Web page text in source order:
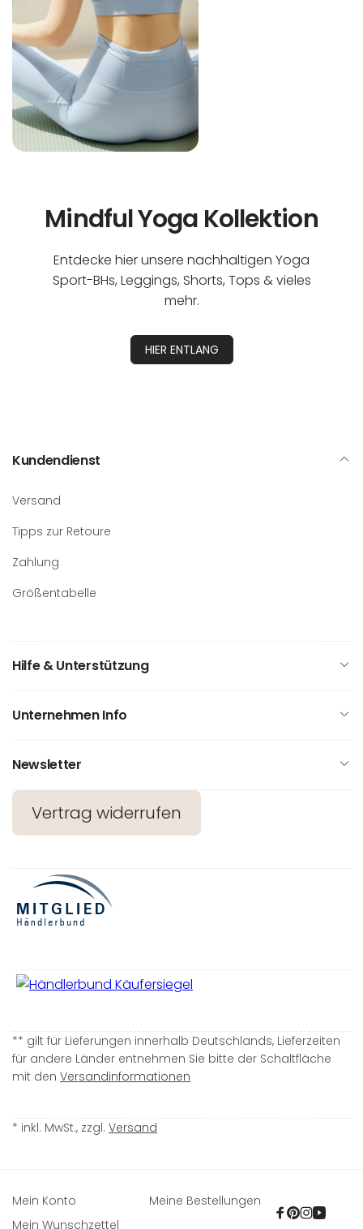
Mindful Yoga Kollektion
Entdecke hier unsere nachhaltigen Yoga
Sport-BHs, Leggings, Shorts, Tops & vieles
mehr.
HIER ENTLANG
Kundendienst
Versand
Tipps zur Retoure
Zahlung
Größentabelle
Hilfe & Unterstützung
Unternehmen Info
Newsletter
Vertrag widerrufen
** gilt für Lieferungen innerhalb Deutschlands, Lieferzeiten
für andere Länder entnehmen Sie bitte der Schaltfläche
mit den Versandinformationen
* inkl. MwSt., zzgl. Versand
Mein Konto
Meine Bestellungen
Mein Wunschzettel
Facebook
Pinterest